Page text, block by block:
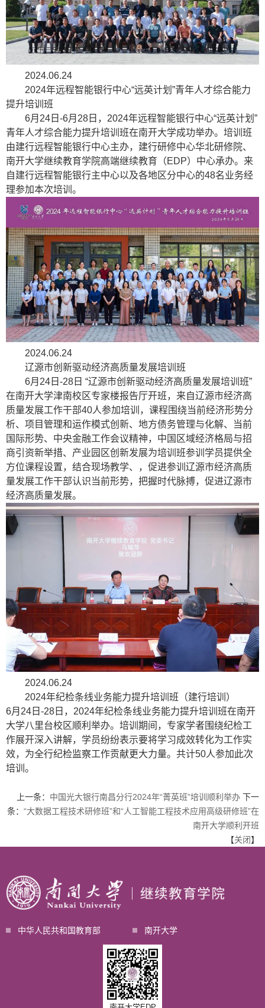
2024.06.24
2024年远程智能银行中心“远英计划”青年人才综合能力
提升培训班
6月24日-6月28日，2024年远程智能银行中心“远英计划”
青年人才综合能力提升培训班在南开大学成功举办。培训班
由建行远程智能银行中心主办，建行研修中心华北研修院、
南开大学继续教育学院高端继续教育（EDP）中心承办。来
自建行远程智能银行主中心以及各地区分中心的48名业务经
理参加本次培训。
2024.06.24
辽源市创新驱动经济高质量发展培训班
6月24日-28日 “辽源市创新驱动经济高质量发展培训班”
在南开大学津南校区专家楼报告厅开班，来自辽源市经济高
质量发展工作干部40人参加培训，课程围绕当前经济形势分
析、项目管理和运作模式创新、地方债务管理与化解、当前
国际形势、中央金融工作会议精神，中国区域经济格局与招
商引资新举措、产业园区创新发展为培训班参训学员提供全
方位课程设置，结合现场教学、，促进参训辽源市经济高质
量发展工作干部认识当前形势，把握时代脉搏，促进辽源市
经济高质量发展。
2024.06.24
2024年纪检条线业务能力提升培训班（建行培训）
6月24日-28日，2024年纪检条线业务能力提升培训班在南开
大学八里台校区顺利举办。培训期间，专家学者围绕纪检工
作展开深入讲解，学员纷纷表示要将学习成效转化为工作实
效，为全行纪检监察工作贡献更大力量。共计50人参加此次
培训。
上一条： 中国光大银行南昌分行2024年“菁英班”培训顺利举办 下一
条： “大数据工程技术研修班”和“人工智能工程技术应用高级研修班”在
南开大学顺利开班
【关闭】
中华人民共和国教育部 南开大学